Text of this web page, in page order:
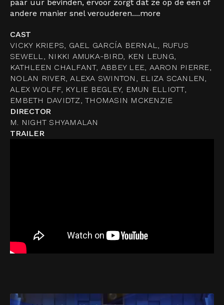
paar uur bevinden, ervoor zorgt dat ze op de een of
andere manier snel verouderen....more
CAST
VICKY KRIEPS, GAEL GARCÍA BERNAL, RUFUS
SEWELL, NIKKI AMUKA-BIRD, KEN LEUNG,
KATHLEEN CHALFANT, ABBEY LEE, AARON PIERRE,
NOLAN RIVER, ALEXA SWINTON, ELIZA SCANLEN,
ALEX WOLFF, KYLIE BEGLEY, EMUN ELLIOTT,
EMBETH DAVIDTZ, THOMASIN MCKENZIE
DIRECTOR
M. NIGHT SHYAMALAN
TRAILER